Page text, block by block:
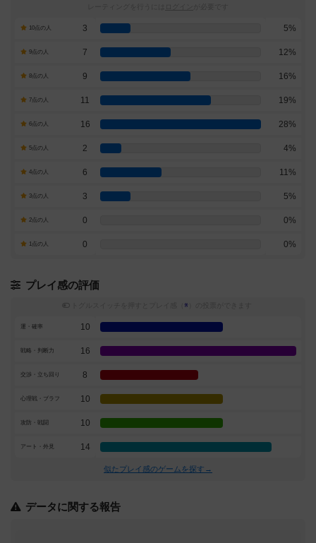
10点の人 3 5%
9点の人 7 12%
8点の人 9 16%
7点の人 11 19%
6点の人 16 28%
5点の人 2 4%
4点の人 6 11%
3点の人 3 5%
2点の人 0 0%
1点の人 0 0%
プレイ感の評価
※
運・確率 10
戦略・判断力 16
交渉・立ち回り 8
心理戦・ブラフ 10
攻防・戦闘 10
アート・外見 14
似たプレイ感のゲームを探す→
データに関する報告